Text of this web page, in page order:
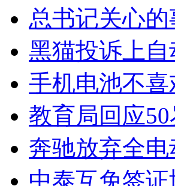
总书记关心
黑猫投诉上
手机电池不
教育局回应
奔驰放弃全电
中泰互免签